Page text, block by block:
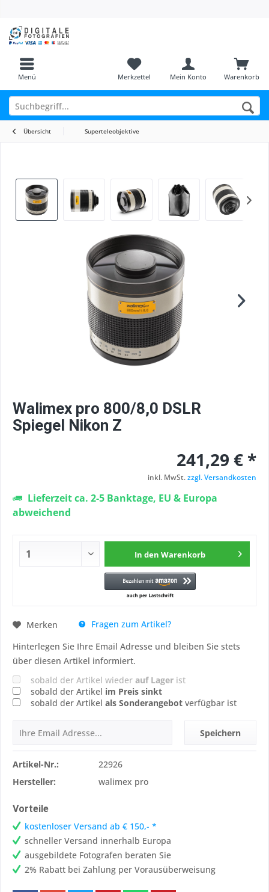
Menü Warenkorb
Merkzettel Mein Konto
Übersicht Superteleobjektive
Walimex pro 800/8,0 DSLR
Spiegel Nikon Z
241,29 € *
inkl. MwSt.zzgl. Versandkosten
Lieferzeit ca. 2-5 Banktage, EU & Europa
abweichend
In den Warenkorb
Merken
Fragen zum Artikel?
Hinterlegen Sie Ihre Email Adresse und bleiben Sie stets
über diesen Artikel informiert.
sobald der Artikel wieder auf Lager ist
sobald der Artikel im Preis sinkt
sobald der Artikel als Sonderangebot verfügbar ist
Speichern
Artikel-Nr.:
22926
Hersteller:
walimex pro
Vorteile
kostenloser Versand ab € 150,- *
schneller Versand innerhalb Europa
ausgebildete Fotografen beraten Sie
2% Rabatt bei Zahlung per Vorausüberweisung